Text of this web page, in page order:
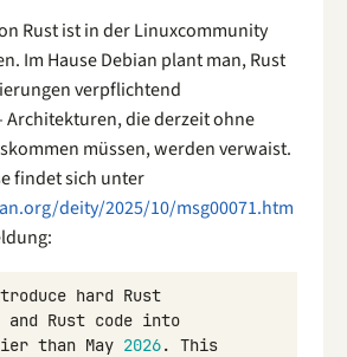
Rust ist in der Linuxcommunity
Im Hause Debian plant man, Rust
verpflichtend
Architekturen, die derzeit ohne
müssen, werden verwaist.
findet sich unter
deity/2025/10/msg00071.htm
hard Rust
and Rust code into
than May 2026. This